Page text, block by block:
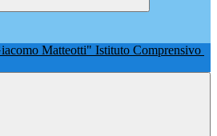
Istituto Comprensivo